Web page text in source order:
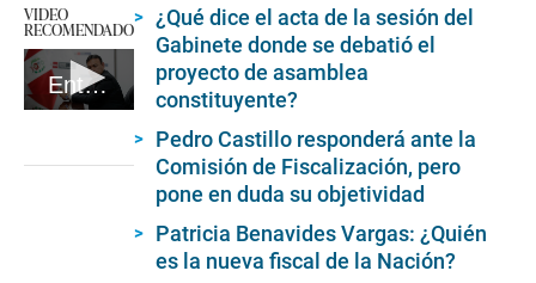
VIDEO
RECOMENDADO
Entrevista A Felix Chero - Ministro De Justicia #VideosEC
¿Qué dice el acta de la sesión del
Gabinete donde se debatió el
proyecto de asamblea
constituyente?
Pedro Castillo responderá ante la
Comisión de Fiscalización, pero
pone en duda su objetividad
Patricia Benavides Vargas: ¿Quién
es la nueva fiscal de la Nación?